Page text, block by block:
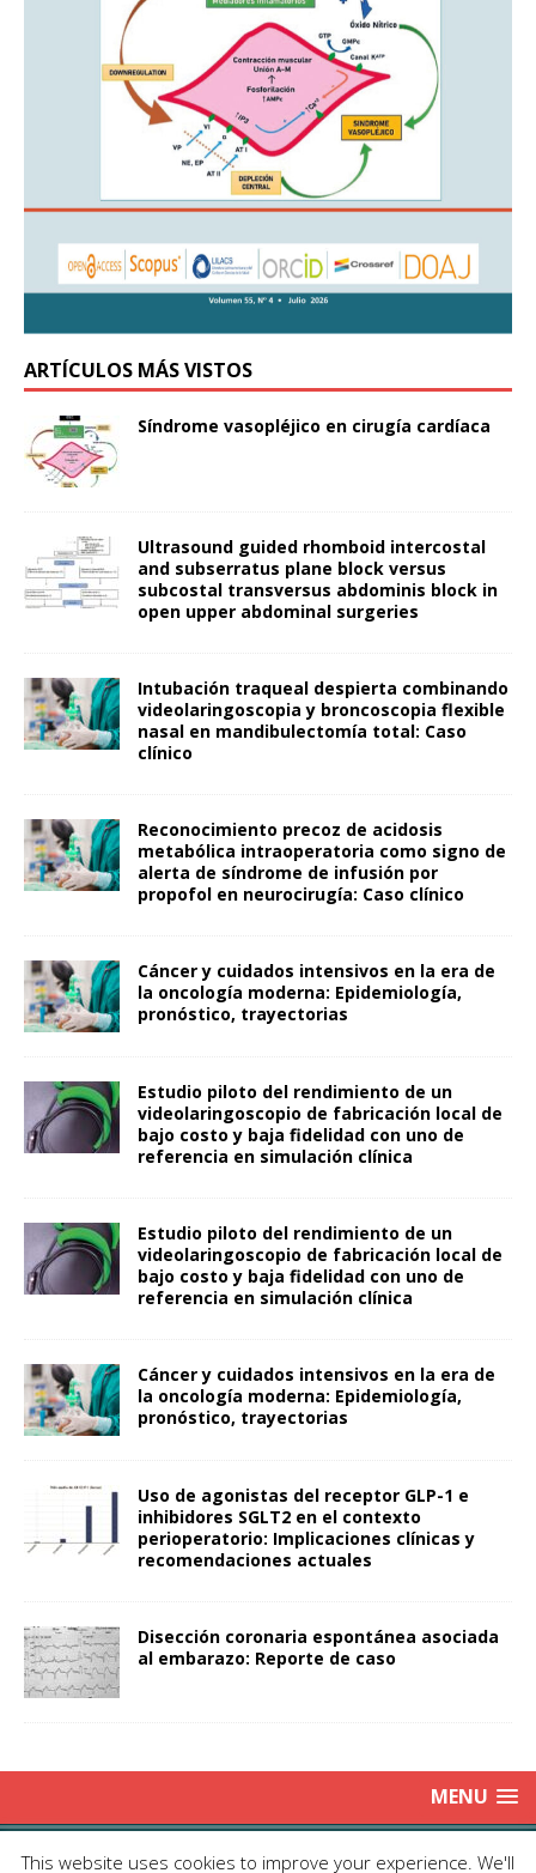
ARTÍCULOS MÁS VISTOS
Síndrome vasopléjico en cirugía cardíaca
Ultrasound guided rhomboid intercostal
and subserratus plane block versus
subcostal transversus abdominis block in
open upper abdominal surgeries
Intubación traqueal despierta combinando
videolaringoscopia y broncoscopia flexible
nasal en mandibulectomía total: Caso
clínico
Reconocimiento precoz de acidosis
metabólica intraoperatoria como signo de
alerta de síndrome de infusión por
propofol en neurocirugía: Caso clínico
Cáncer y cuidados intensivos en la era de
la oncología moderna: Epidemiología,
pronóstico, trayectorias
Estudio piloto del rendimiento de un
videolaringoscopio de fabricación local de
bajo costo y baja fidelidad con uno de
referencia en simulación clínica
Estudio piloto del rendimiento de un
videolaringoscopio de fabricación local de
bajo costo y baja fidelidad con uno de
referencia en simulación clínica
Cáncer y cuidados intensivos en la era de
la oncología moderna: Epidemiología,
pronóstico, trayectorias
Uso de agonistas del receptor GLP-1 e
inhibidores SGLT2 en el contexto
perioperatorio: Implicaciones clínicas y
recomendaciones actuales
Disección coronaria espontánea asociada
al embarazo: Reporte de caso
MENU
Copyright © 2025 | Publicación Oficial de la Sociedad de Médicos
This website uses cookies to improve your experience. We'll